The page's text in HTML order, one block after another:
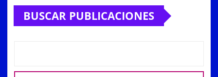
BUSCAR PUBLICACIONES